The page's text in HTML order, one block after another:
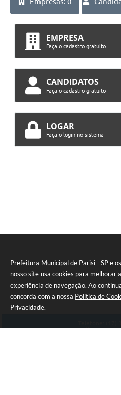
Prefeitura Municipal de Parisi - SP e
nosso site usa cookies para melhorar
experiência de navegação. Ao
concorda com a nossa Política de
Privacidade.
EMPRESA
Faça o cadastro gratuito
CANDIDATOS
Faça o cadastro gratuito
LOGAR
Faça o login no sistema
Endereço: Rua: Aurélio Parizi,